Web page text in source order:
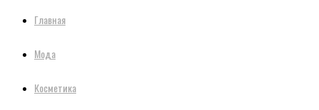
Главная
Мода
Косметика